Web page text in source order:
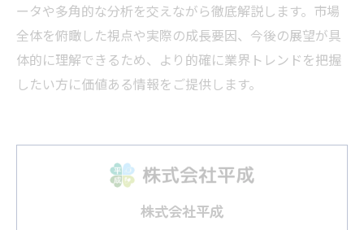
ータや多角的な分析を交えながら徹底解説します。市場
全体を俯瞰した視点や実際の成長要因、今後の展望が具
体的に理解できるため、より的確に業界トレンドを把握
したい方に価値ある情報をご提供します。
株式会社平成